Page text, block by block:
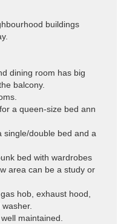
buildings
dining room has big
balcony.
a queen-size bed ann
single/double bed and a
bed with wardrobes
area can be a study or
hob, exhaust hood,
maintained.